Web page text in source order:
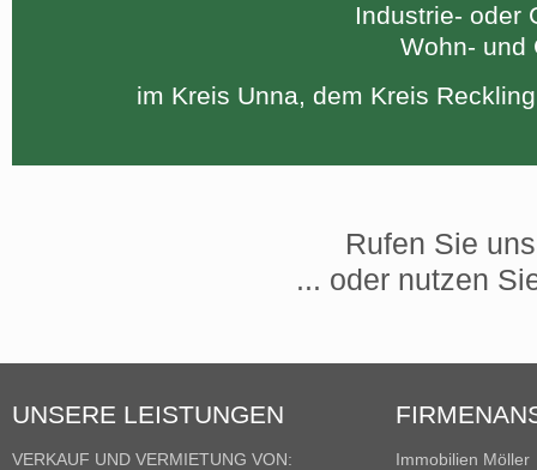
Industrie- oder
Wohn- und
im Kreis Unna, dem Kreis
Rufen Sie
... oder nutzen
UNSERE LEISTUNGEN
VERKAUF UND VERMIETUNG VON:
Immobilien Möller